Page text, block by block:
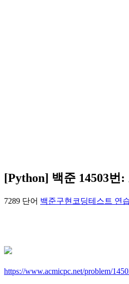
[Python] 백준 14503번:
7289 단어 백준구현 코딩테스트 연
https://www.acmicpc.net/problem/